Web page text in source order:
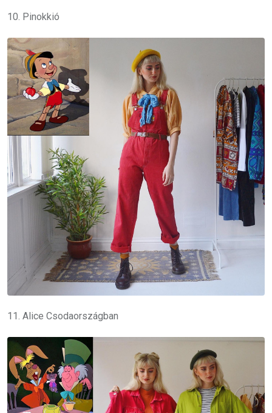
10. Pinokkió
11. Alice Csodaországban